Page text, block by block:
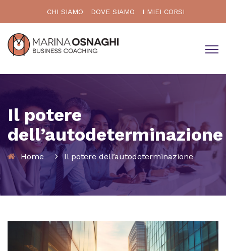
CHI SIAMO DOVE SIAMO I MIEI CORSI
Il potere
dell’autodeterminazione
Home Il potere dell’autodeterminazione